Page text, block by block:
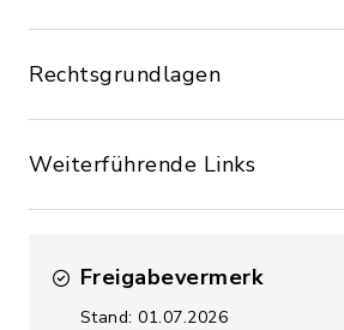
Rechtsgrundlagen
Weiterführende Links
Freigabevermerk
Stand: 01.07.2026